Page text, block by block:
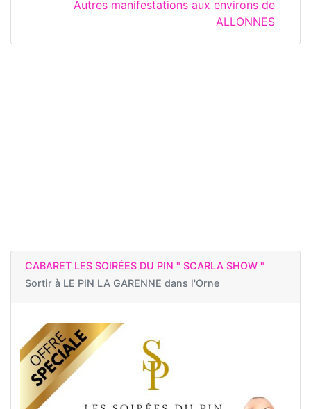
Autres manifestations aux environs de
ALLONNES
CABARET LES SOIRÉES DU PIN " SCARLA SHOW "
Sortir à LE PIN LA GARENNE dans l'Orne